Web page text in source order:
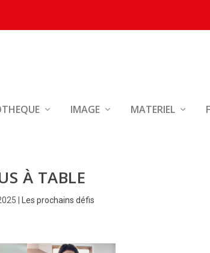
IMAGE MATERIEL
À TABLE
Les prochains défis